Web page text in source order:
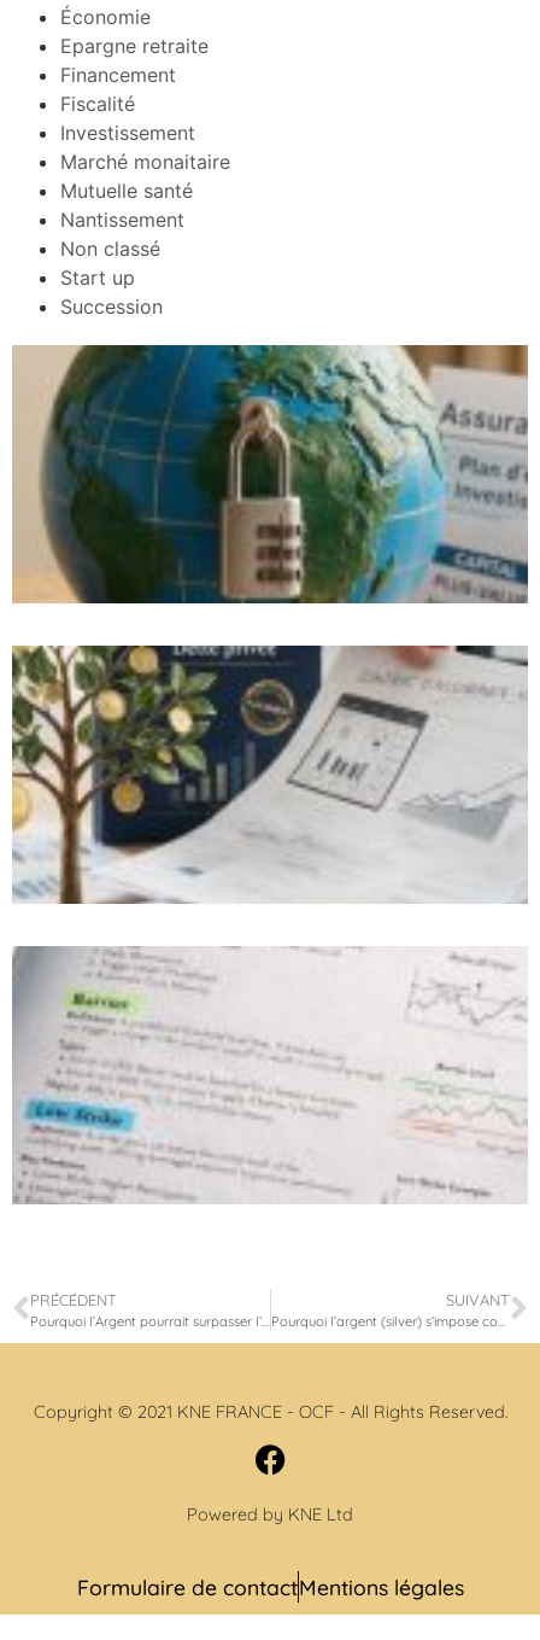
Économie
Epargne retraite
Financement
Fiscalité
Investissement
Marché monaitaire
Mutuelle santé
Nantissement
Non classé
Start up
Succession
PRÉCÉDENT
Pourquoi l’Argent pourrait surpasser l’Or dans la nouvelle phase du marché
SUIVANT
Pourquoi l’argent (silver) s’impose comme l’un des placements les plus convoités de la décennie
Copyright © 2021 KNE FRANCE - OCF - All Rights Reserved.
Powered by KNE Ltd
Formulaire de contactMentions légales